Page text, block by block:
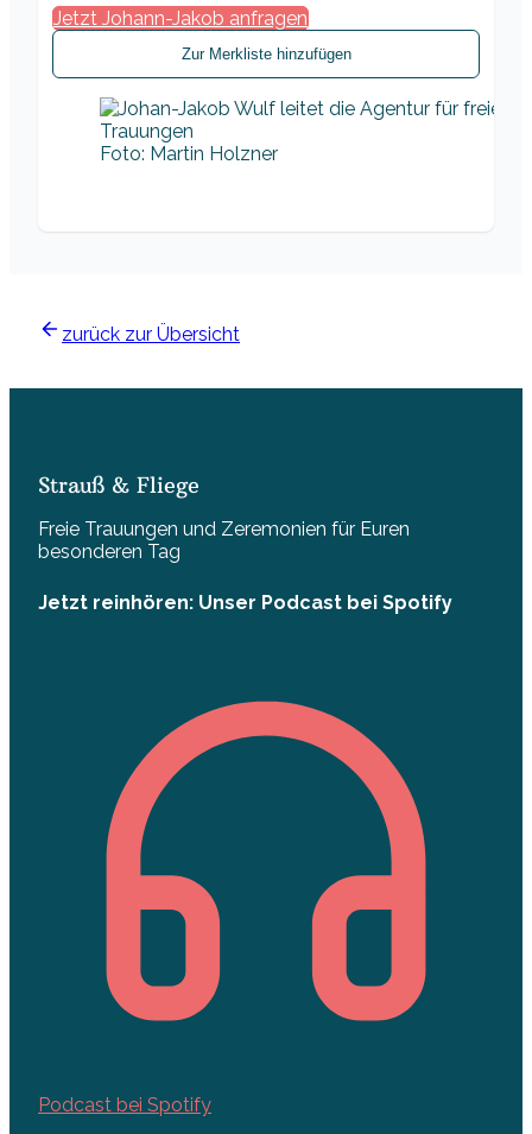
Jetzt Johann-Jakob anfragen
Zur Merkliste hinzufügen
Foto: Martin Holzner
zurück zur Übersicht
Strauß & Fliege
Freie Trauungen und Zeremonien für Euren
besonderen Tag
Jetzt reinhören: Unser Podcast bei Spotify
Podcast bei Spotify